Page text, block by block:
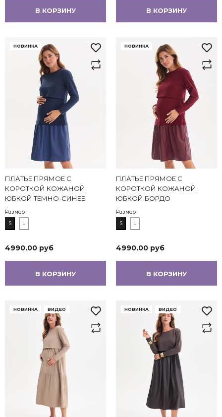
В КОРЗИНУ В КОРЗИНУ
НОВИНКА
ПЛАТЬЕ ПРЯМОЕ С
КОРОТКОЙ КОЖАНОЙ
ЮБКОЙ ТЕМНО-СИНЕЕ
Размер
S
L
4990.00 руб
В КОРЗИНУ
НОВИНКА
ПЛАТЬЕ ПРЯМОЕ С
КОРОТКОЙ КОЖАНОЙ
ЮБКОЙ БОРДО
Размер
S
L
4990.00 руб
В КОРЗИНУ
НОВИНКА ВИДЕО НОВИНКА ВИДЕО